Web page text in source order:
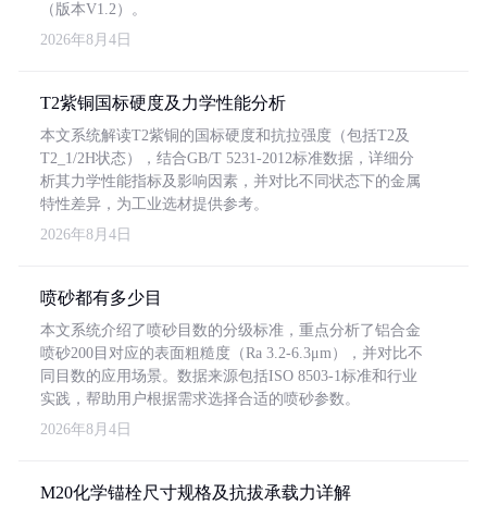
（版本V1.2）。
2026年8月4日
T2紫铜国标硬度及力学性能分析
本文系统解读T2紫铜的国标硬度和抗拉强度（包括T2及
T2_1/2H状态），结合GB/T 5231-2012标准数据，详细分
析其力学性能指标及影响因素，并对比不同状态下的金属
特性差异，为工业选材提供参考。
2026年8月4日
喷砂都有多少目
本文系统介绍了喷砂目数的分级标准，重点分析了铝合金
喷砂200目对应的表面粗糙度（Ra 3.2-6.3μm），并对比不
同目数的应用场景。数据来源包括ISO 8503-1标准和行业
实践，帮助用户根据需求选择合适的喷砂参数。
2026年8月4日
M20化学锚栓尺寸规格及抗拔承载力详解